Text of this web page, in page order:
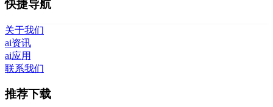
快捷导航
关于我们
ai资讯
ai应用
联系我们
推荐下载